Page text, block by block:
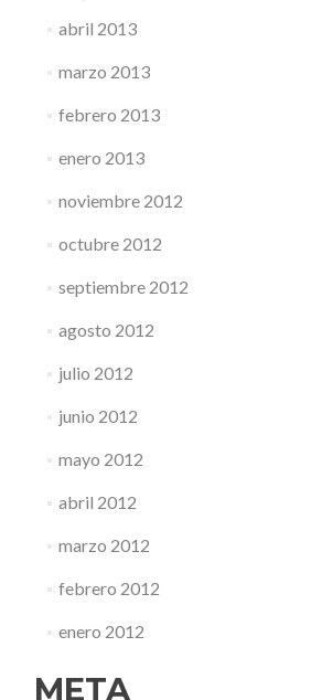
abril 2013
marzo 2013
febrero 2013
enero 2013
noviembre 2012
octubre 2012
septiembre 2012
agosto 2012
julio 2012
junio 2012
mayo 2012
abril 2012
marzo 2012
febrero 2012
enero 2012
META